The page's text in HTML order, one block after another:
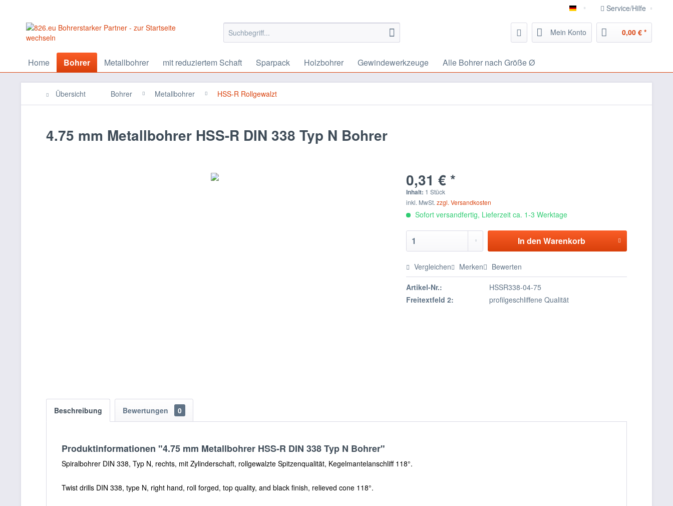
826.eu Handwerker Portal
Service/Hilfe
Mein Konto 0,00 € *
Home Bohrer Metallbohrer mit reduziertem Schaft Sparpack Holzbohrer Gewindewerkzeuge Alle Bohrer nach Größe Ø
Übersicht Bohrer Metallbohrer HSS-R Rollgewalzt
4.75 mm Metallbohrer HSS-R DIN 338 Typ N Bohrer
0,31 € *
Inhalt: 1 Stück
inkl. MwSt.zzgl. Versandkosten
Sofort versandfertig, Lieferzeit ca. 1-3 Werktage
In den Warenkorb
Vergleichen Merken Bewerten
Artikel-Nr.:
HSSR338-04-75
Freitextfeld 2:
profilgeschliffene Qualität
Beschreibung Bewertungen 0
Produktinformationen "4.75 mm Metallbohrer HSS-R DIN 338 Typ N Bohrer"
Spiralbohrer DIN 338, Typ N, rechts, mit Zylinderschaft, rollgewalzte Spitzenqualität, Kegelmantelanschliff 118°.
Twist drills DIN 338, type N, right hand, roll forged, top quality, and black finish, relieved cone 118°.